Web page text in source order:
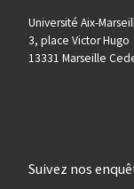
Université Aix-
3, place Victor Hugo
13331 Marseille
Suivez nos